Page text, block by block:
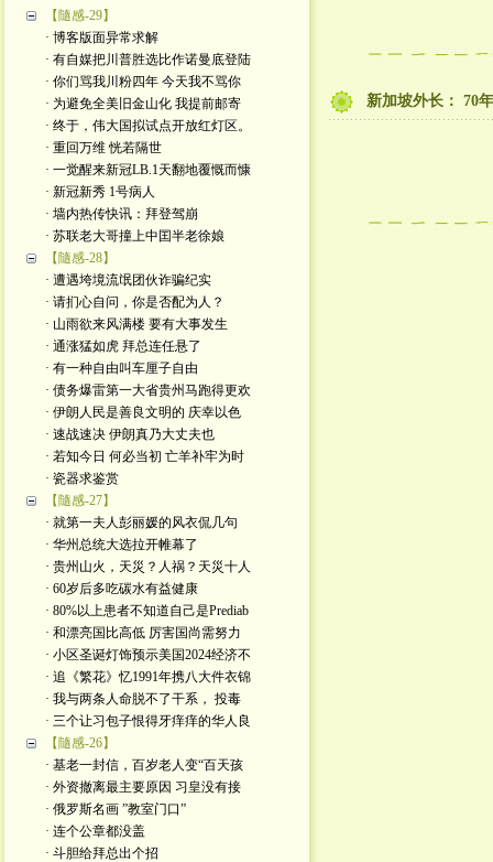
【隨感-29】
· 博客版面异常求解
· 有自媒把川普胜选比作诺曼底登陆
· 你们骂我川粉四年 今天我不骂你
· 为避免全美旧金山化 我提前邮寄
· 终于，伟大国拟试点开放红灯区。
· 重回万维 恍若隔世
· 一觉醒来新冠LB.1天翻地覆慨而慷
· 新冠新秀 1号病人
· 墙内热传快讯：拜登驾崩
· 苏联老大哥撞上中囯半老徐娘
【隨感-28】
· 遭遇垮境流氓团伙诈骗纪实
· 请扪心自问，你是否配为人？
· 山雨欲来风满楼 要有大事发生
· 通涨猛如虎 拜总连任悬了
· 有一种自由叫车厘子自由
· 债务爆雷第一大省贵州马跑得更欢
· 伊朗人民是善良文明的 庆幸以色
· 速战速决 伊朗真乃大丈夫也
· 若知今日 何必当初 亡羊补牢为时
· 瓷器求鉴赏
【隨感-27】
· 就第一夫人彭丽媛的风衣侃几句
· 华州总统大选拉开帷幕了
· 贵州山火，天災？人祸？天災十人
· 60岁后多吃碳水有益健康
· 80%以上患者不知道自己是Prediab
· 和漂亮国比高低 厉害国尚需努力
· 小区圣诞灯饰预示美国2024经济不
· 追《繁花》忆1991年携八大件衣锦
· 我与两条人命脱不了干系， 投毒
· 三个让习包子恨得牙痒痒的华人良
【隨感-26】
· 基老一封信，百岁老人变“百天孩
· 外资撤离最主要原因 习皇没有接
· 俄罗斯名画 ”教室门口”
· 连个公章都没盖
· 斗胆给拜总出个招
新加坡外长： 70